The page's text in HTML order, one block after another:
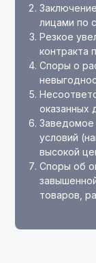
лицами по
Резкое
контракта
Споры о
оказанных
Заведомое
условий
высокой
Споры об
товаров,